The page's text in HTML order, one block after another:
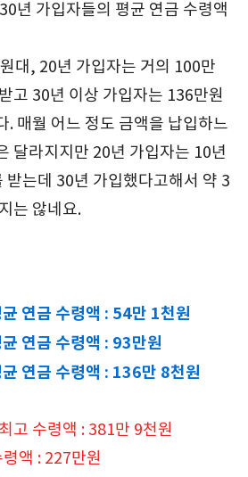
년 가입자들의 평균 연금 수령액
대, 20년 가입자는 거의 100만
고 30년 이상 가입자는 136만원
. 매월 어느 정도 금액을 납입하느
달라지지만 20년 가입자는 10년
받는데 30년 가입했다고해서 약 3
는 않네요.
연금 수령액 : 54만 1천원
연금 수령액 : 93만원
연금 수령액 : 136만 8천원
고 수령액 : 381만 9천원
액 : 227만원